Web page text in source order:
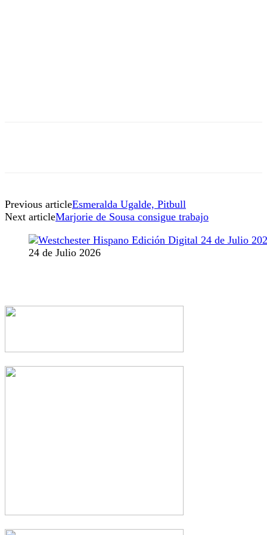
Previous articleEsmeralda Ugalde, Pitbull
Next articleMarjorie de Sousa consigue trabajo
24 de Julio 2026